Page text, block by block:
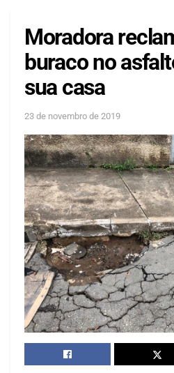
Moradora
buraco no
sua casa
23 de novembro de 2019